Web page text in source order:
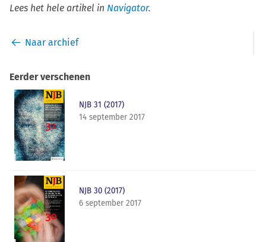
Lees het hele artikel in Navigator.
Naar archief
Eerder verschenen
NJB 31 (2017)
14 september 2017
NJB 30 (2017)
6 september 2017